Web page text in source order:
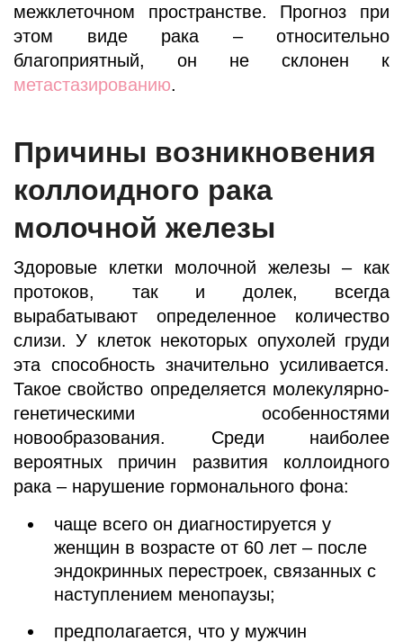
межклеточном пространстве. Прогноз при
этом виде рака – относительно
благоприятный, он не склонен к
метастазированию.
Причины возникновения
коллоидного рака
молочной железы
Здоровые клетки молочной железы – как
протоков, так и долек, всегда
вырабатывают определенное количество
слизи. У клеток некоторых опухолей груди
эта способность значительно усиливается.
Такое свойство определяется молекулярно-
генетическими особенностями
новообразования. Среди наиболее
вероятных причин развития коллоидного
рака – нарушение гормонального фона:
чаще всего он диагностируется у
женщин в возрасте от 60 лет – после
эндокринных перестроек, связанных с
наступлением менопаузы;
предполагается, что у мужчин